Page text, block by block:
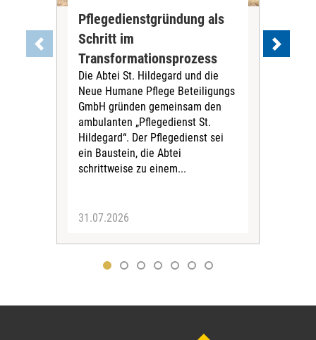
Pflegedienstgründung als
Schritt im
Transformationsprozess
Die Abtei St. Hildegard und die
Neue Humane Pflege Beteiligungs
GmbH gründen gemeinsam den
ambulanten „Pflegedienst St.
Hildegard“. Der Pflegedienst sei
ein Baustein, die Abtei
schrittweise zu einem...
31.07.2026